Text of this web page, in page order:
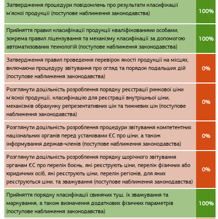
Затвердження процедури повідомлень про результати класифікації
м'ясної продукції (поступове наближення законодавства)
100%
Прийняття правил класифікації продукції кваліфікованими особами,
зокрема правил ліцензування та механізму класифікації за допомогою
автоматизованих технологій (поступове наближення законодавства)
100%
Затвердження правил проведення перевірок якості продукції на місцях,
включаючи процедуру звітування про огляд та порядок подальших дій
(поступове наближення законодавства)
0%
Розглянути доцільність розроблення порядку реєстрації ринкової ціни
м'ясної продукції, класифікацію для реєстрації внутрішньої ціни,
механізмів обрахунку репрезентативних цін та тижневих цін (поступове
наближення законодавства)
0%
Розглянути доцільність розроблення процедури звітування компетентних
національних органів перед установами ЄС про ціни, а також
інформування держав-членів (поступове наближення законодавства)
0%
Розглянути доцільність розроблення порядку щорічного звітування
органам ЄС про перелік боєнь, які реєструють ціни, перелік фізичних або
юридичних осіб, які реєструють ціни, перелік регіонів, для яких
реєструються ціни, та зважування (поступове наближення законодавства)
0%
Прийняття порядку класифікації свинячих туш, їх зважування та
маркування, а також визначення додаткових фізичних параметрів
(поступове наближення законодавства)
100%